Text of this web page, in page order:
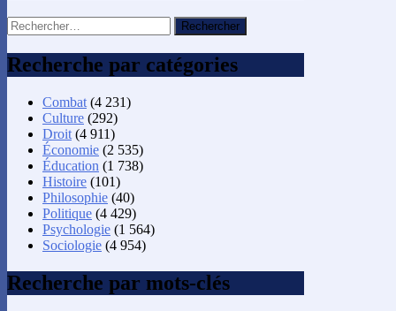
Rechercher :
Recherche par catégories
Combat (4 231)
Culture (292)
Droit (4 911)
Économie (2 535)
Éducation (1 738)
Histoire (101)
Philosophie (40)
Politique (4 429)
Psychologie (1 564)
Sociologie (4 954)
Recherche par mots-clés